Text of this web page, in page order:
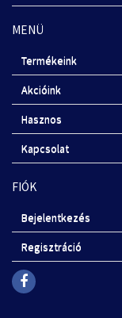
MENÜ
Termékeink
Akcióink
Hasznos
Kapcsolat
FIÓK
Bejelentkezés
Regisztráció